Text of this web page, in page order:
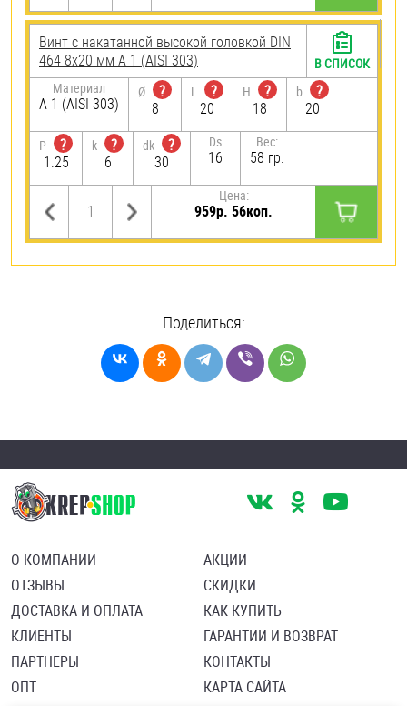
Винт с накатанной высокой головкой DIN
464 8х20 мм А 1 (AISI 303)
Материал
А 1 (AISI 303)
Ø
?
8
L
?
20
H
?
18
b
?
20
P
?
1.25
k
?
6
dk
?
30
Ds
16
Вес:
58 гр.
Цена:
959р. 56коп.
В СПИСОК
Поделиться:
О КОМПАНИИ
ОТЗЫВЫ
ДОСТАВКА И ОПЛАТА
КЛИЕНТЫ
ПАРТНЕРЫ
ОПТ
АКЦИИ
СКИДКИ
КАК КУПИТЬ
ГАРАНТИИ И ВОЗВРАТ
КОНТАКТЫ
КАРТА САЙТА